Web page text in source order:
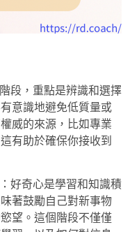
段，重點是辨識和選擇
意識地避免低質量或
威的來源，比如專業
有助於確保你接收到
好奇心是學習和知識積
著鼓勵自己對新事物
望。這個階段不僅僅